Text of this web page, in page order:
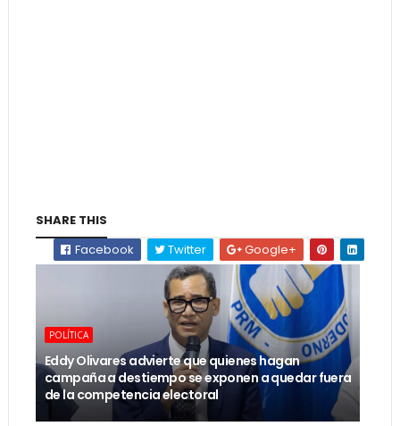
SHARE THIS
Facebook
Twitter Google+
POLÍTICA
Eddy Olivares advierte que quienes hagan
campaña a destiempo se exponen a quedar fuera
de la competencia electoral